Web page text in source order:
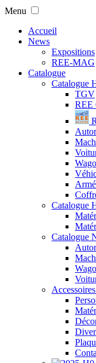
Menu
Accueil
News
Expositions
REE-MAG
Catalogue
Catalogue
TGV
REE
Catalogue
Catalogue